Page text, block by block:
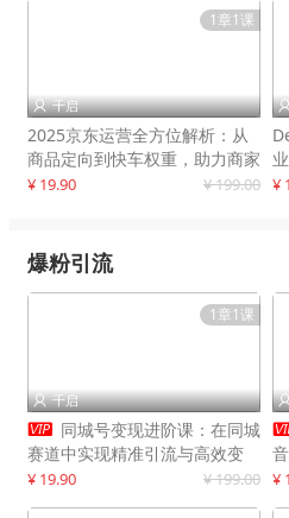
1章1课
 千启
2025京东运营全方位解析：从
商品定向到快车权重，助力商家
打造爆款商品
¥ 19.90 ¥ 199.00 ¥
爆粉引流
1章1课
 千启
 同城号变现进阶课：在同城
赛道中实现精准引流与高效变
现，单店月引流成交额提升50%
¥ 19.90 ¥ 199.00 ¥